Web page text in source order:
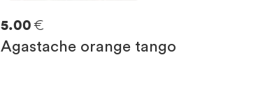
5.00 €
Agastache orange tango